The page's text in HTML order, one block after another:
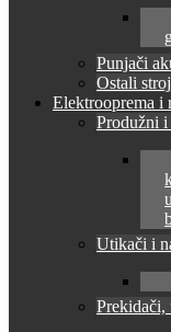
Punjači
Ostali
Elektrooprema i
Produžni
Utikači i
Prekidači,